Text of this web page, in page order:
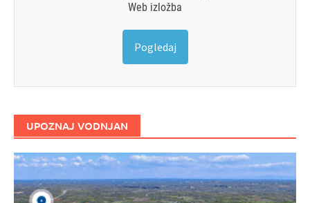
Web izložba
Pogledaj
UPOZNAJ VODNJAN